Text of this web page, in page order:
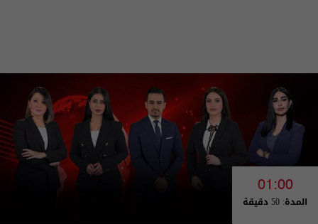
01:00
المدة: 50 دقيقة